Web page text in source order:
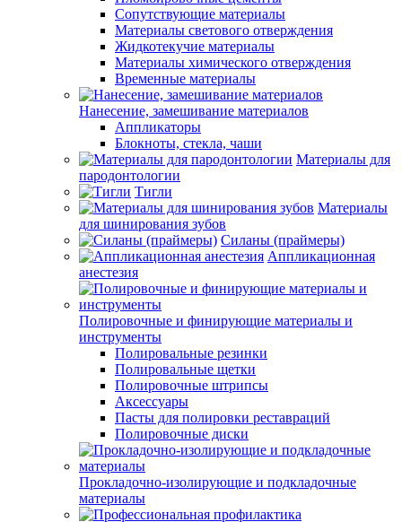
Сопутствующие материалы
Материалы светового отверждения
Жидкотекучие материалы
Материалы химического отверждения
Временные материалы
Нанесение, замешивание материалов
Аппликаторы
Блокноты, стекла, чаши
Материалы для
пародонтологии
Тигли
Материалы
для шинирования зубов
Силаны (праймеры)
Аппликационная
анестезия
Полировочные и финирующие материалы и
инструменты
Полировальные резинки
Полировальные щетки
Полировочные штрипсы
Аксессуары
Пасты для полировки реставраций
Полировочные диски
Прокладочно-изолирующие и подкладочные
материалы